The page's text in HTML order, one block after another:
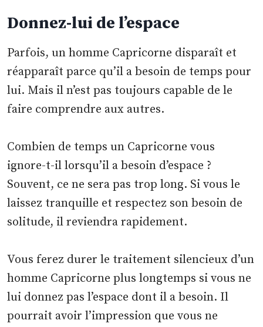
Donnez-lui de l’espace
Parfois, un homme Capricorne disparaît et
réapparaît parce qu’il a besoin de temps pour
lui. Mais il n’est pas toujours capable de le
faire comprendre aux autres.
Combien de temps un Capricorne vous
ignore-t-il lorsqu’il a besoin d’espace ?
Souvent, ce ne sera pas trop long. Si vous le
laissez tranquille et respectez son besoin de
solitude, il reviendra rapidement.
Vous ferez durer le traitement silencieux d’un
homme Capricorne plus longtemps si vous ne
lui donnez pas l’espace dont il a besoin. Il
pourrait avoir l’impression que vous ne